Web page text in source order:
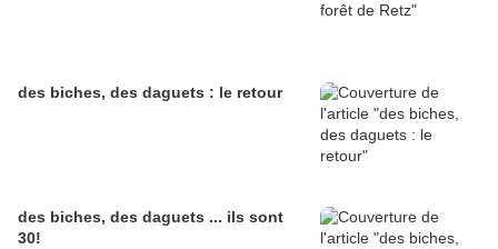
des biches, des daguets : le retour
des biches, des daguets ... ils sont
30!